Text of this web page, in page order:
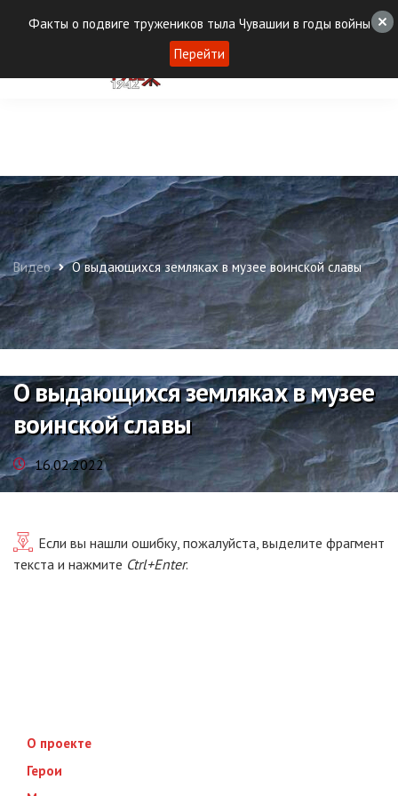
Видео О выдающихся земляках в музее воинской славы
О выдающихся земляках в музее
воинской славы
16.02.2022
Если вы нашли ошибку, пожалуйста, выделите фрагмент
текста и нажмите Ctrl+Enter.
О проекте
Герои
Факты о подвиге тружеников тыла Чувашии в годы войны
Перейти